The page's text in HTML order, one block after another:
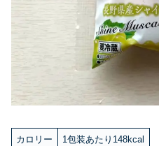
カロリー 1包装あたり148kcal